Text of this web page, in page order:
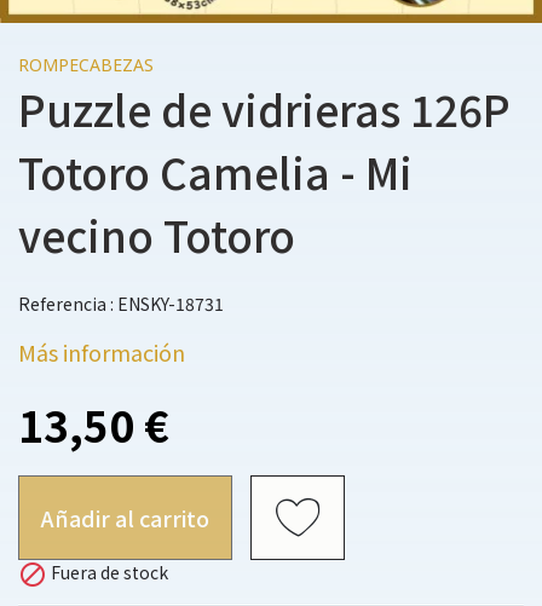
ROMPECABEZAS
Puzzle de vidrieras 126P
Totoro Camelia - Mi
vecino Totoro
Referencia : ENSKY-18731
Más información
13,50 €
Añadir al carrito
 Fuera de stock